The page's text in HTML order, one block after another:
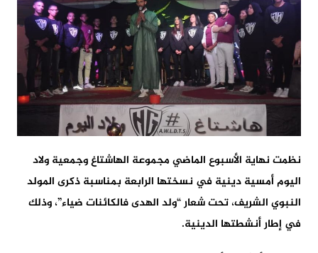
نظمت نهاية الأسبوع الماضي مجموعة الهاشتاغ وجمعية ولاد
اليوم أمسية دينية في نسختها الرابعة بمناسبة ذكرى المولد
النبوي الشريف، تحت شعار “ولد الهدى فالكائنات ضياء”، وذلك
في إطار أنشطتها الدينية.